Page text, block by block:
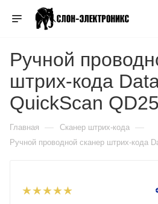
Ручной
штрих-кода
QuickScan
Главная — Сканер штрих-кода —
Ручной проводной сканер штрих-кода